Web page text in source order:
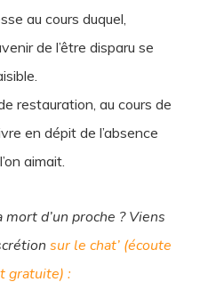
au cours duquel,
de l’être disparu se
restauration, au cours de
en dépit de l’absence
aimait.
d’un proche ? Viens
sur le chat’ (écoute
gratuite) :